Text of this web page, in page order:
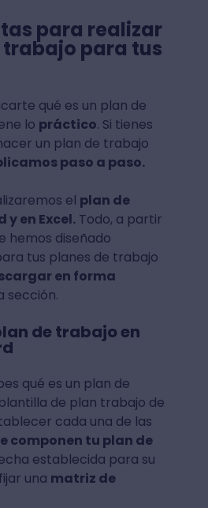
para realizar
trabajo para tus
qué es un plan de
lo práctico. Si tienes
un plan de trabajo
paso a paso.
el plan de
en Excel.Todo, a partir
hemos diseñado
tus planes de trabajo
en forma
sección.
de trabajo en
qué es un plan de
de plan trabajo de
cada una de las
componen tu plan de
establecida para su
una matriz de